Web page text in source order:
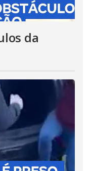
da